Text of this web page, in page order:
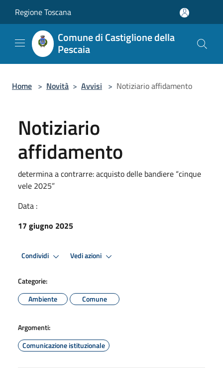
Regione Toscana
Comune di Castiglione della
Pescaia
Home > Novità > Avvisi > Notiziario affidamento
Notiziario
affidamento
determina a contrarre: acquisto delle bandiere “cinque
vele 2025”
Data :
17 giugno 2025
Condividi Vedi azioni
Categorie:
Ambiente
Comune
Argomenti:
Comunicazione istituzionale